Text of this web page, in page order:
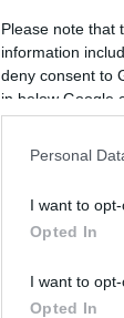
Please note that
information
deny consent to
in below Google
Personal
I want to
Opted In
I want to
Opted In